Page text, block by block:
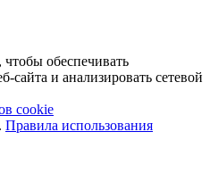
обеспечивать
сайта и анализировать сетевой
cookie
Правила использования